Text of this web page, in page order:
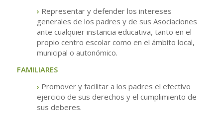
› Representar y defender los intereses
generales de los padres y de sus Asociaciones
ante cualquier instancia educativa, tanto en el
propio centro escolar como en el ámbito local,
municipal o autonómico.
FAMILIARES
› Promover y facilitar a los padres el efectivo
ejercicio de sus derechos y el cumplimiento de
sus deberes.